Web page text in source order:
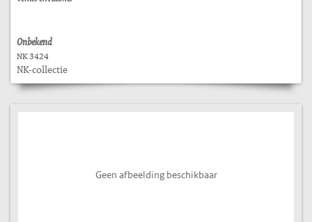
Onbekend
NK 3424
NK-collectie
Geen afbeelding beschikbaar